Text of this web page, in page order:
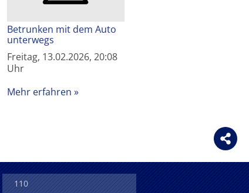
Betrunken mit dem Auto
unterwegs
Freitag, 13.02.2026, 20:08
Uhr
Mehr erfahren
110